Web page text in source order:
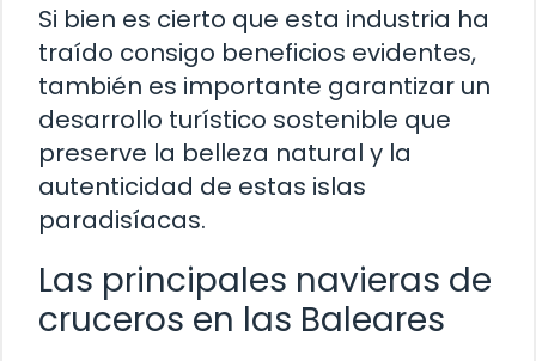
Si bien es cierto que esta industria ha
traído consigo beneficios evidentes,
también es importante garantizar un
desarrollo turístico sostenible que
preserve la belleza natural y la
autenticidad de estas islas
paradisíacas.
Las principales navieras de
cruceros en las Baleares